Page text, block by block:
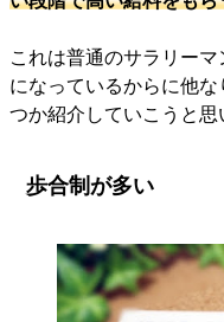
これは普通のサラリーマ
になっているからに他な
つか紹介していこうと思
歩合制が多い